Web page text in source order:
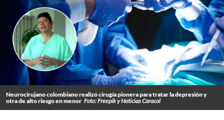
Neurocirujano colombiano realizó cirugía pionera para tratar la depresión y
otra de alto riesgo en menor Foto: Freepik y Noticias Caracol